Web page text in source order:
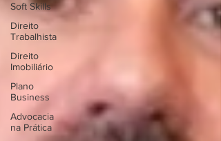
Soft Skills
Direito
Trabalhista
Direito
Imobiliário
Plano
Business
Advocacia
na Prática